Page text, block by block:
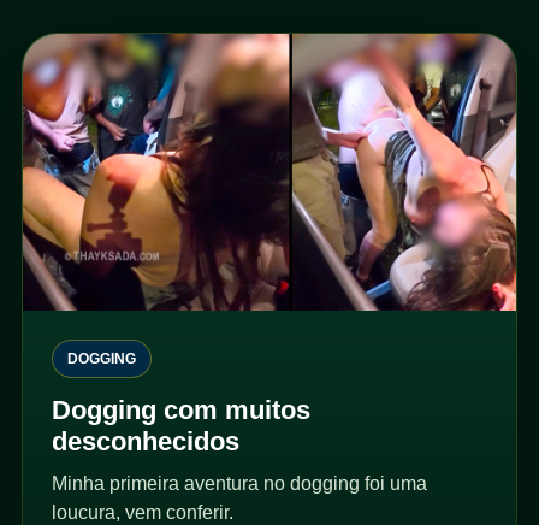
DOGGING
Dogging com muitos
desconhecidos
Minha primeira aventura no dogging foi uma
loucura, vem conferir.